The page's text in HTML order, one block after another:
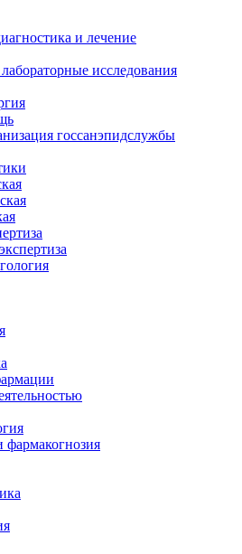
и лечение
исследования
госсанэпидслужбы
фармакогнозия